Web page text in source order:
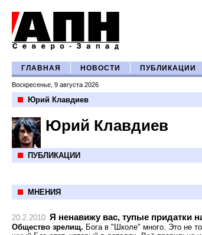
ГЛАВНАЯ НОВОСТИ ПУБЛИКАЦИИ
Воскресенье, 9 августа 2026
Юрий Клавдиев
Юрий Клавдиев
ПУБЛИКАЦИИ
МНЕНИЯ
20.2.2010 Я ненавижу вас, тупые придатки
Общество зрелищ. Бога в "Школе" много. Это не